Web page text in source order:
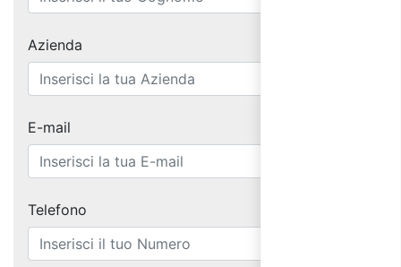
Azienda
E-mail
Telefono